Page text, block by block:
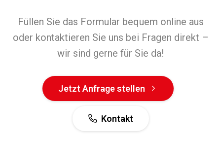
Füllen Sie das Formular bequem online aus
oder kontaktieren Sie uns bei Fragen direkt –
wir sind gerne für Sie da!
Jetzt Anfrage stellen
Kontakt